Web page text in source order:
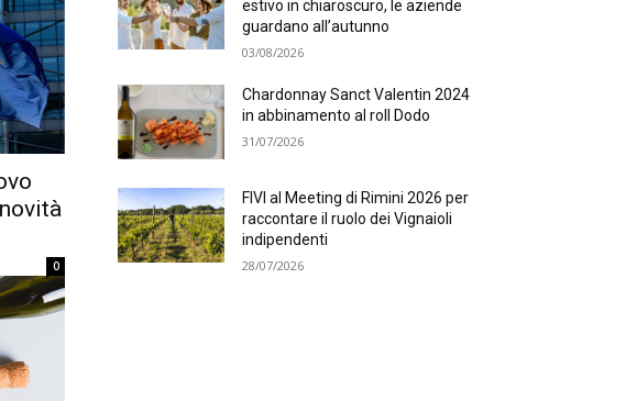
0
estivo in chiaroscuro, le aziende
guardano all’autunno
03/08/2026
Chardonnay Sanct Valentin 2024
in abbinamento al roll Dodo
31/07/2026
FIVI al Meeting di Rimini 2026 per
raccontare il ruolo dei Vignaioli
indipendenti
28/07/2026